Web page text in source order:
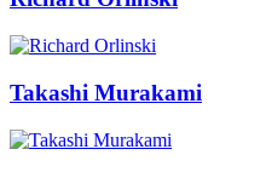
Takashi Murakami